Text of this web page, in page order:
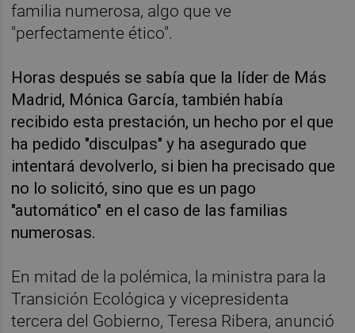
familia numerosa, algo que ve
"perfectamente ético".
Horas después se sabía que la líder de Más
Madrid, Mónica García, también había
recibido esta prestación, un hecho por el que
ha pedido "disculpas" y ha asegurado que
intentará devolverlo, si bien ha precisado que
no lo solicitó, sino que es un pago
"automático" en el caso de las familias
numerosas.
En mitad de la polémica, la ministra para la
Transición Ecológica y vicepresidenta
tercera del Gobierno, Teresa Ribera, anunció